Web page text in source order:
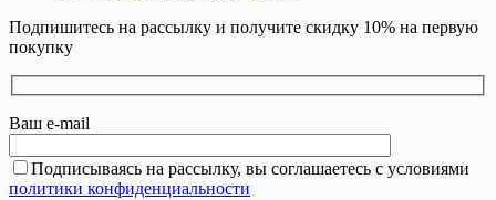
Подпишитесь на рассылку и получите скидку 10% на первую
покупку
Ваш e-mail
Подписываясь на рассылку, вы соглашаетесь с условиями
политики конфиденциальности